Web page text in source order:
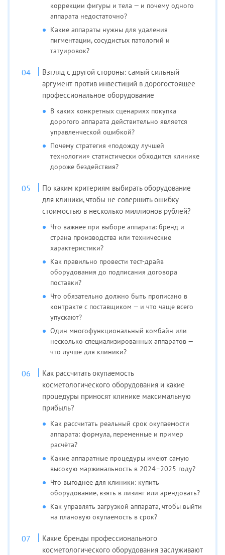
коррекции фигуры и тела — и почему одного
аппарата недостаточно?
Какие аппараты нужны для удаления
пигментации, сосудистых патологий и
татуировок?
Взгляд с другой стороны: самый сильный
аргумент против инвестиций в дорогостоящее
профессиональное оборудование
В каких конкретных сценариях покупка
дорогого аппарата действительно является
управленческой ошибкой?
Почему стратегия «подожду лучшей
технологии» статистически обходится клинике
дороже бездействия?
По каким критериям выбирать оборудование
для клиники, чтобы не совершить ошибку
стоимостью в несколько миллионов рублей?
Что важнее при выборе аппарата: бренд и
страна производства или технические
характеристики?
Как правильно провести тест-драйв
оборудования до подписания договора
поставки?
Что обязательно должно быть прописано в
контракте с поставщиком — и что чаще всего
упускают?
Один многофункциональный комбайн или
несколько специализированных аппаратов —
что лучше для клиники?
Как рассчитать окупаемость
косметологического оборудования и какие
процедуры приносят клинике максимальную
прибыль?
Как рассчитать реальный срок окупаемости
аппарата: формула, переменные и пример
расчёта?
Какие аппаратные процедуры имеют самую
высокую маржинальность в 2024–2025 году?
Что выгоднее для клиники: купить
оборудование, взять в лизинг или арендовать?
Как управлять загрузкой аппарата, чтобы выйти
на плановую окупаемость в срок?
Какие бренды профессионального
косметологического оборудования заслуживают